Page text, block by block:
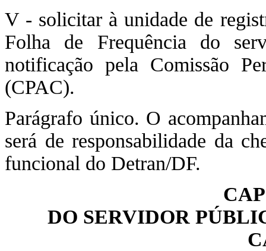
V - solicitar à unidade de
Folha de Frequência do
notificação pela Comissão
(CPAC).
Parágrafo único. O
será de responsabilidade da
funcional do Detran/DF.
DO SERVIDOR